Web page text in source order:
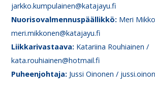
jarkko.kumpulainen@katajayu.fi
Nuorisovalmennuspäällikkö: Meri
meri.mikkonen@katajayu.fi
Liikkarivastaava: Katariina Rouhiainen /
kata.rouhiainen@hotmail.fi
Puheenjohtaja: Jussi Oinonen /